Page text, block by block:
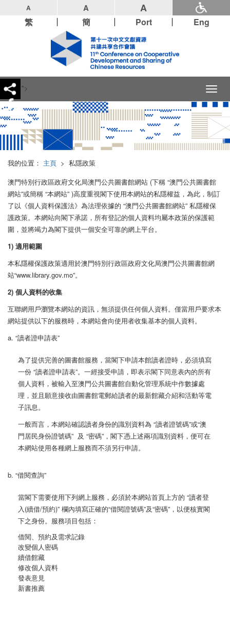
A A A
繁 簡 Port Eng
">
Toggle
我的位置： 主頁 > 私隱政策
澳門特別行政區政府文化局澳門公共圖書館網站 (下稱 “澳門公共圖書館
網站”或簡稱 “本網站” )高度重視閣下使用本網站的私隱權益，為此，制訂
了以《個人資料保護法》為法理依據的 “澳門公共圖書館網站” 私隱權保
護政策。本網站向閣下承諾，所有登記的個人資料均屬本政策的保護範
圍，並將竭力為閣下提供一個安全可靠的網上平台。
1) 適用範圍
本私隱權保護政策適用於澳門特別行政區政府文化局澳門公共圖書館網
站“www.library.gov.mo”。
2) 個人資料的收集
互聯網用戶瀏覽本網站的資訊，無須提供任何個人資料。僅當用戶要求本
網站提供以下的服務時，本網站會向使用者收集基本的個人資料。
a. “讀者證申請表”
為了提供完善的圖書館服務，當閣下申請本館讀者證時，必須填寫
一份 “讀者證申請表”。一經接受申請，即表示閣下同意表內的所有
個人資料，被輸入至澳門公共圖書館自動化管理系統中作數據處
理，並且願意接收由圖書館電郵給讀者的最新館藏介紹和活動等電
子訊息。
一般而言，本網站確認讀者身份的識別資料為 “讀者證號碼”或“澳
門居民身份證號碼” 及 “密碼”，閣下憑上述兩項識別資料，便可在
本網站使用各種網上服務而不須另行申請。
b. “借閱查詢”
當閣下需要使用下列網上服務，必須於本網站首頁上方的 “讀者登
入(續借/預約)” 欄內填寫正確的“借閱證號碼”及“密碼”，以便核實閣
下之身份。服務項目包括：
借閱、預約及需求記錄
改變個人密碼
續借館藏
修改個人資料
發表意見
新書推薦